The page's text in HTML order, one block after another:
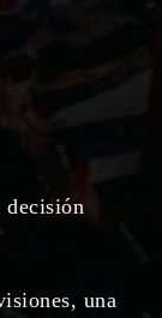
decisión
una